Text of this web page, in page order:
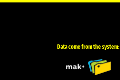
Data come from the system: